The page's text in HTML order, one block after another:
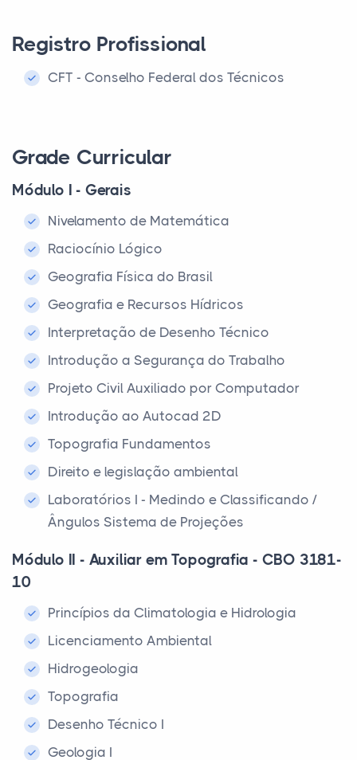
Registro Profissional
CFT - Conselho Federal dos Técnicos
Grade Curricular
Módulo I - Gerais
Nivelamento de Matemática
Raciocínio Lógico
Geografia Física do Brasil
Geografia e Recursos Hídricos
Interpretação de Desenho Técnico
Introdução a Segurança do Trabalho
Projeto Civil Auxiliado por Computador
Introdução ao Autocad 2D
Topografia Fundamentos
Direito e legislação ambiental
Laboratórios I - Medindo e Classificando /
Ângulos Sistema de Projeções
Módulo II - Auxiliar em Topografia - CBO 3181-
10
Princípios da Climatologia e Hidrologia
Licenciamento Ambiental
Hidrogeologia
Topografia
Desenho Técnico I
Geologia I